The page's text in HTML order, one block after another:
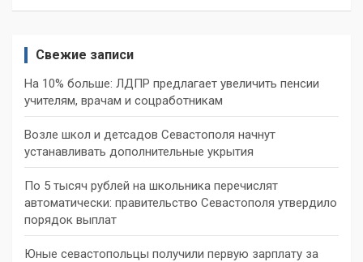
Свежие записи
На 10% больше: ЛДПР предлагает увеличить пенсии
учителям, врачам и соцработникам
Возле школ и детсадов Севастополя начнут
устанавливать дополнительные укрытия
По 5 тысяч рублей на школьника перечислят
автоматически: правительство Севастополя утвердило
порядок выплат
Юные севастопольцы получили первую зарплату за